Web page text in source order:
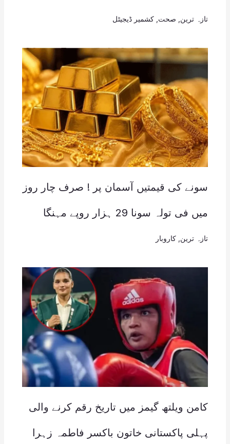
تازہ ترین صحت کشمیر ڈیجیٹل
سونے کی قیمتیں آسمان پر ! صرف چار روز
میں فی تولہ سونا 29 ہزار روپے مہنگا
تازہ ترین کاروبار
کامن ویلتھ گیمز میں تاریخ رقم کرنے والی
پہلی پاکستانی خاتون باکسر فاطمہ زہرا